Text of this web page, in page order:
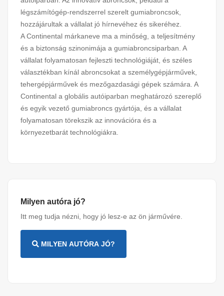
légszámítógép-rendszerrel szerelt gumiabroncsok,
hozzájárultak a vállalat jó hírnevéhez és sikeréhez.
A Continental márkaneve ma a minőség, a teljesítmény
és a biztonság szinonimája a gumiabroncsiparban. A
vállalat folyamatosan fejleszti technológiáját, és széles
választékban kínál abroncsokat a személygépjárművek,
tehergépjárművek és mezőgazdasági gépek számára. A
Continental a globális autóiparban meghatározó szereplő
és egyik vezető gumiabroncs gyártója, és a vállalat
folyamatosan törekszik az innovációra és a
környezetbarát technológiákra.
Milyen autóra jó?
Itt meg tudja nézni, hogy jó lesz-e az ön járművére.
MILYEN AUTÓRA JÓ?